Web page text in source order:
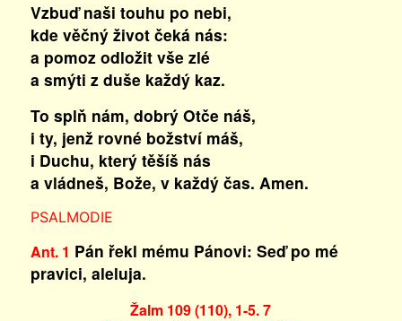
Vzbuď naši touhu po nebi,
kde věčný život čeká nás:
a pomoz odložit vše zlé
a smýti z duše každý kaz.
To splň nám, dobrý Otče náš,
i ty, jenž rovné božství máš,
i Duchu, který těšíš nás
a vládneš, Bože, v každý čas. Amen.
PSALMODIE
Ant. 1 Pán řekl mému Pánovi: Seď po mé
pravici, aleluja.
Žalm 109 (110), 1-5. 7